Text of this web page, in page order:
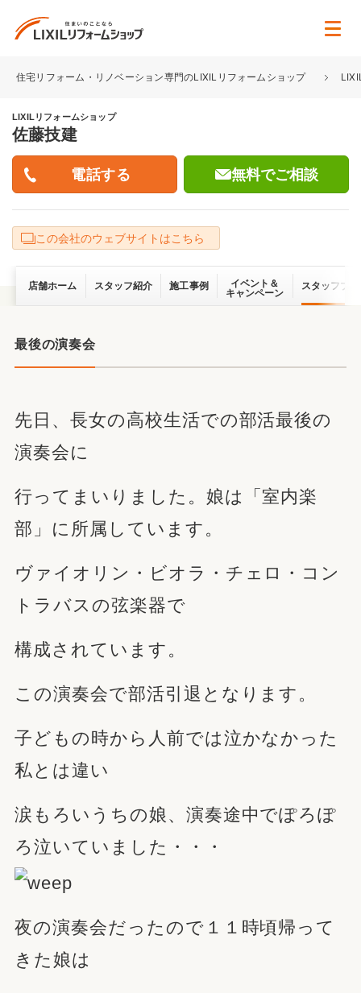
住宅リフォーム・リノベーション専門のLIXILリフォームショップ
LIXILリフォームショップ
佐藤技建
無料でご相談
この会社のウェブサイトはこちら
店舗ホーム スタッフ紹介 施工事例
イベント＆
キャンペーン
スタッフブ
最後の演奏会
先日、長女の高校生活での部活最後の
演奏会に
行ってまいりました。娘は「室内楽
部」に所属しています。
ヴァイオリン・ビオラ・チェロ・コン
トラバスの弦楽器で
構成されています。
この演奏会で部活引退となります。
子どもの時から人前では泣かなかった
私とは違い
涙もろいうちの娘、演奏途中でぽろぽ
ろ泣いていました・・・
夜の演奏会だったので１１時頃帰って
きた娘は